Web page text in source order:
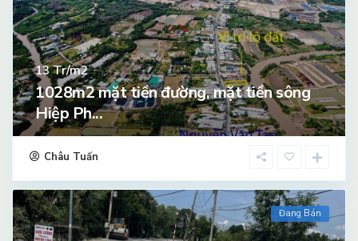
13Tr/m2
1028m2 mặt tiền đường, mặt tiền sông
Hiệp Ph...
Châu Tuấn
Đang Bán